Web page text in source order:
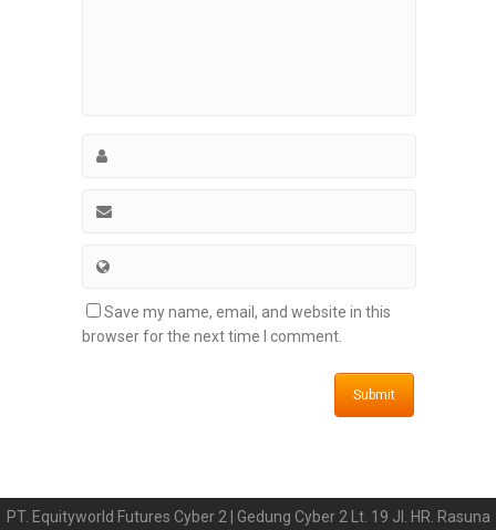
Save my name, email, and website in this
browser for the next time I comment.
PT. Equityworld Futures Cyber 2 | Gedung Cyber 2 Lt. 19 Jl. HR. Rasuna